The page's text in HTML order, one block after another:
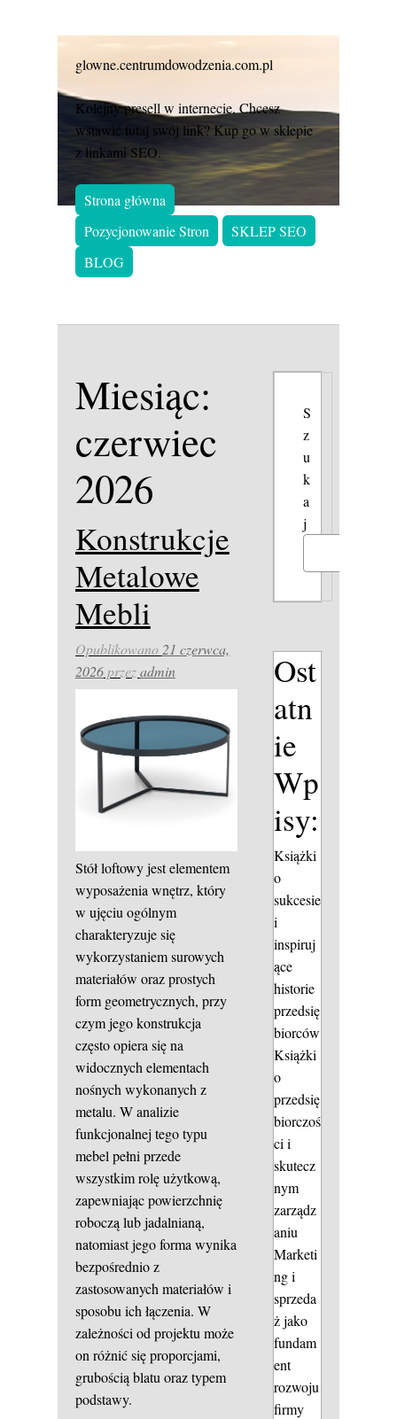
glowne.centrumdowodzenia.com.pl
Kolejny presell w internecie. Chcesz
wstawić tutaj swój link? Kup go w sklepie
z linkami SEO.
Strona główna
Pozycjonowanie Stron
SKLEP SEO
BLOG
Miesiąc:
czerwiec
2026
Konstrukcje
Metalowe
Mebli
Opublikowano 21 czerwca,
2026przezadmin
Stół loftowy jest elementem
wyposażenia wnętrz, który
w ujęciu ogólnym
charakteryzuje się
wykorzystaniem surowych
materiałów oraz prostych
form geometrycznych, przy
czym jego konstrukcja
często opiera się na
widocznych elementach
nośnych wykonanych z
metalu. W analizie
funkcjonalnej tego typu
mebel pełni przede
wszystkim rolę użytkową,
zapewniając powierzchnię
roboczą lub jadalnianą,
natomiast jego forma wynika
bezpośrednio z
zastosowanych materiałów i
sposobu ich łączenia. W
zależności od projektu może
on różnić się proporcjami,
grubością blatu oraz typem
podstawy.
S
z
u
k
a
j
Ost
atn
ie
Wp
isy:
Książki
o
sukcesie
i
inspiruj
ące
historie
przedsię
biorców
Książki
o
przedsię
biorczoś
ci i
skutecz
nym
zarządz
aniu
Marketi
ng i
sprzeda
ż jako
fundam
ent
rozwoju
firmy